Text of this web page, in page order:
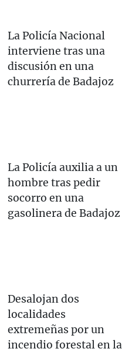
La Policía Nacional
interviene tras una
discusión en una
churrería de Badajoz
La Policía auxilia a un
hombre tras pedir
socorro en una
gasolinera de Badajoz
Desalojan dos
localidades
extremeñas por un
incendio forestal en la